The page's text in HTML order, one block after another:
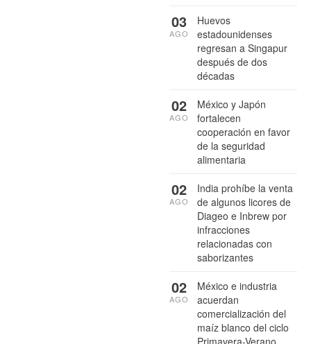
Huevos
estadounidenses
regresan a Singapur
después de dos
décadas
03
AGO
México y Japón
fortalecen
cooperación en favor
de la seguridad
alimentaria
02
AGO
India prohíbe la venta
de algunos licores de
Diageo e Inbrew por
infracciones
relacionadas con
saborizantes
02
AGO
México e industria
acuerdan
comercialización del
maíz blanco del ciclo
02
AGO